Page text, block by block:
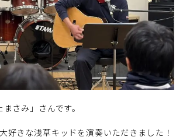
さみ」さんです。
好きな浅草キッドを演奏いただきました！